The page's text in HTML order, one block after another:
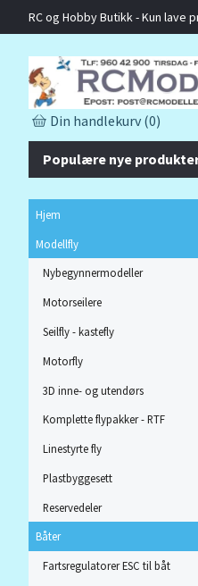
RC og Hobby Butikk - Kun
Din handlekurv (0)
Populære nye
Hjem
Modellfly
Nybegynnermodeller
Motorseilere
Seilfly - kastefly
Motorfly
3D inne- og utendørs
Komplette flypakker - RTF
Linestyrte fly
Plastbyggesett
Reservedeler
Båter
Fartsregulatorer ESC til båt